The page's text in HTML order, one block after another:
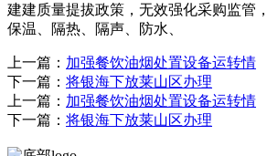
建建质量提拔政策，无效强化采购监管
保温、隔热、隔声、防水、
上一篇： 加强餐饮油烟处置设备运转情
下一篇： 将银海下放莱山区办理
上一篇： 加强餐饮油烟处置设备运转情
下一篇： 将银海下放莱山区办理